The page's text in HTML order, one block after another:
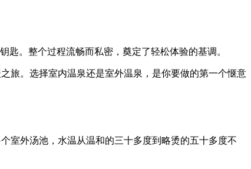
。整个过程流畅而私密，奠定了轻松体验的基调。
旅。选择室内温泉还是室外温泉，是你要做的第一个惬意
室外汤池，水温从温和的三十多度到略烫的五十多度不